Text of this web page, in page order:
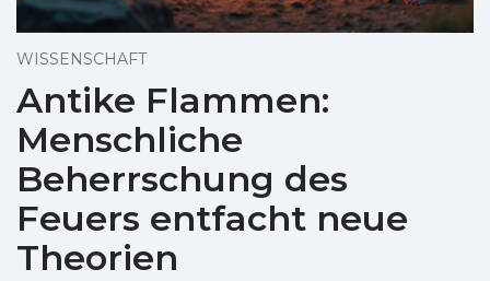
WISSENSCHAFT
Antike Flammen:
Menschliche
Beherrschung des
Feuers entfacht neue
Theorien